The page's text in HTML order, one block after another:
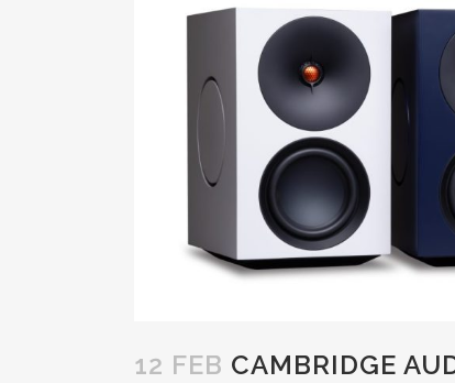
12 FEB CAMBRIDGE